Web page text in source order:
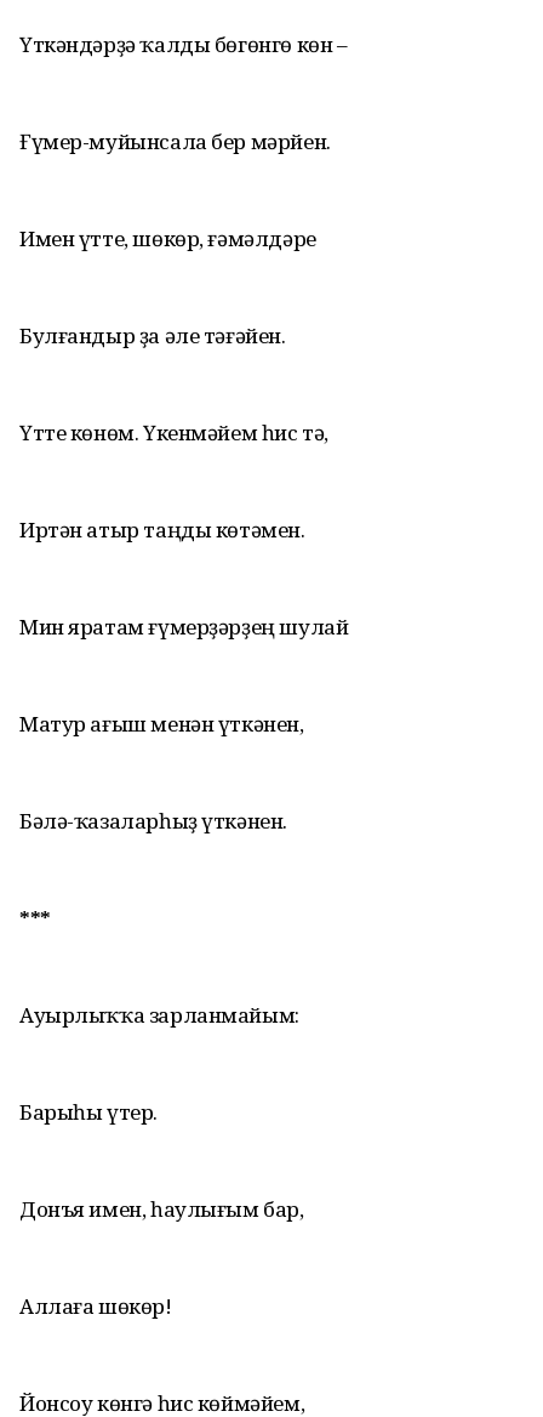
Үткәндәрҙә ҡалды бөгөнгө көн –
Ғүмер-муйынсала бер мәрйен.
Имен үтте, шөкөр, ғәмәлдәре
Булғандыр ҙа әле тәғәйен.
Үтте көнөм. Үкенмәйем һис тә,
Иртән атыр таңды көтәмен.
Мин яратам ғүмерҙәрҙең шулай
Матур ағыш менән үткәнен,
Бәлә-ҡазаларһыҙ үткәнен.
***
Ауырлыҡҡа зарланмайым:
Барыһы үтер.
Донъя имен, һаулығым бар,
Аллаға шөкөр!
Йонсоу көнгә һис көймәйем,